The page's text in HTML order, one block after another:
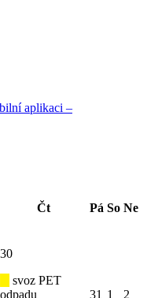
aplikaci –
Čt Pá So Ne
30
svoz PET
odpadu
31 1 2